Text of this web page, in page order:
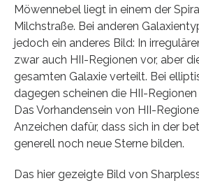
Möwennebel liegt in einem der
Milchstraße. Bei anderen
jedoch ein anderes Bild: In
zwar auch HII-Regionen vor, aber
gesamten Galaxie verteilt. Bei
dagegen scheinen die HII-
Das Vorhandensein von HII-
Anzeichen dafür, dass sich in der
generell noch neue Sterne bilden.
Das hier gezeigte Bild von